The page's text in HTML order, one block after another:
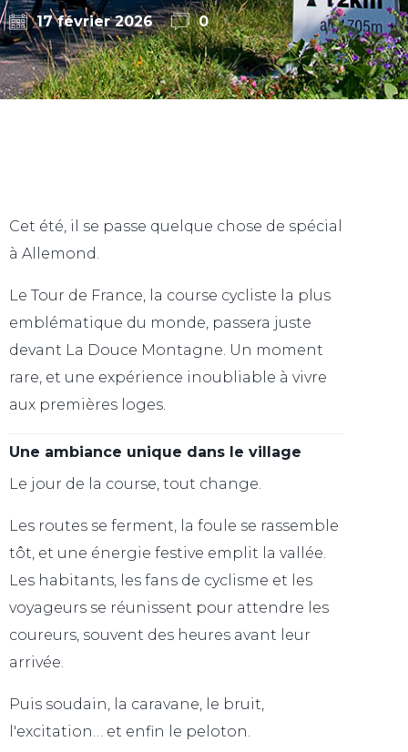
17 février 2026 0
Cet été, il se passe quelque chose de spécial
à Allemond.
Le Tour de France, la course cycliste la plus
emblématique du monde, passera juste
devant La Douce Montagne. Un moment
rare, et une expérience inoubliable à vivre
aux premières loges.
Une ambiance unique dans le village
Le jour de la course, tout change.
Les routes se ferment, la foule se rassemble
tôt, et une énergie festive emplit la vallée.
Les habitants, les fans de cyclisme et les
voyageurs se réunissent pour attendre les
coureurs, souvent des heures avant leur
arrivée.
Puis soudain, la caravane, le bruit,
l'excitation… et enfin le peloton.